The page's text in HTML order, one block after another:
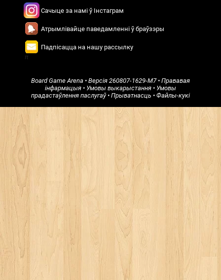
Сачыце за намі ў Інстаграм
Атрымлівайце паведамленні ў браўзэры
Падпісацца на нашу рассылку
Board Game Arena • Версія 260807-1629-M7• Прававая
інфармацыя• Умовы выкарыстання• Умовы
прадастаўлення паслугаў• Прыватнасць • Файлы-кукі
π